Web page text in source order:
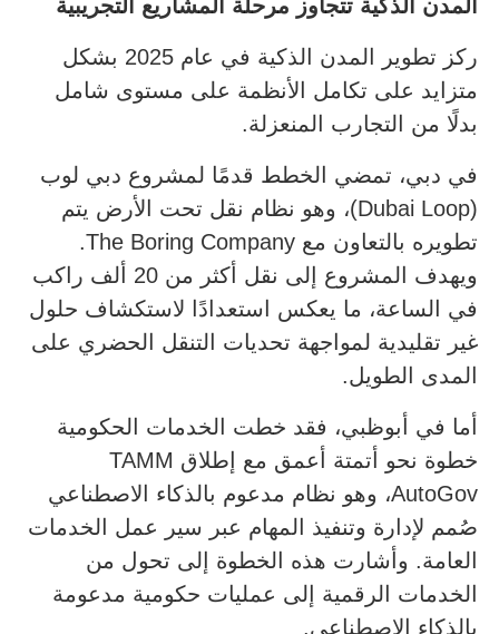
المدن الذكية تتجاوز مرحلة المشاريع التجريبية
ركز تطوير المدن الذكية في عام 2025 بشكل
متزايد على تكامل الأنظمة على مستوى شامل
بدلًا من التجارب المنعزلة.
في دبي، تمضي الخطط قدمًا لمشروع دبي لوب
(Dubai Loop)، وهو نظام نقل تحت الأرض يتم
تطويره بالتعاون مع The Boring Company.
ويهدف المشروع إلى نقل أكثر من 20 ألف راكب
في الساعة، ما يعكس استعدادًا لاستكشاف حلول
غير تقليدية لمواجهة تحديات التنقل الحضري على
المدى الطويل.
أما في أبوظبي، فقد خطت الخدمات الحكومية
خطوة نحو أتمتة أعمق مع إطلاق TAMM
AutoGov، وهو نظام مدعوم بالذكاء الاصطناعي
صُمم لإدارة وتنفيذ المهام عبر سير عمل الخدمات
العامة. وأشارت هذه الخطوة إلى تحول من
الخدمات الرقمية إلى عمليات حكومية مدعومة
بالذكاء الاصطناعي.